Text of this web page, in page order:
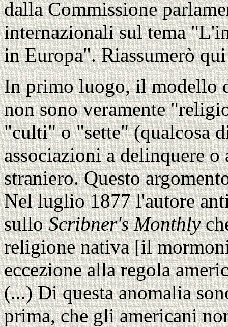
dalla Commissione
internazionali sul tema
in Europa". Riassumerò
In primo luogo, il modello
non sono veramente
"culti" o "sette" (qualcosa
associazioni a delinquere
straniero. Questo
Nel luglio 1877 l'autore
sulloScribner's Monthly
religione nativa [il
eccezione alla regola
(...) Di questa anomalia
prima, che gli americani